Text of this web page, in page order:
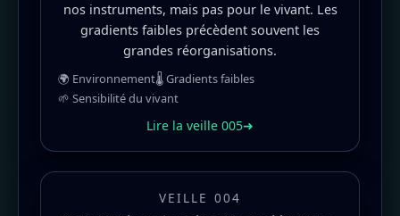
nos instruments, mais pas pour le vivant. Les
gradients faibles précèdent souvent les
grandes réorganisations.
🌍 Environnement🌡️ Gradients faibles
🌱 Sensibilité du vivant
Lire la veille 005➜
VEILLE 004